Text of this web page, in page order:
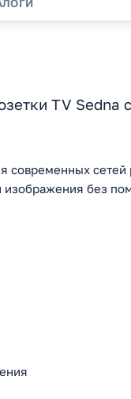
TV Sedna
сетей
изображения без